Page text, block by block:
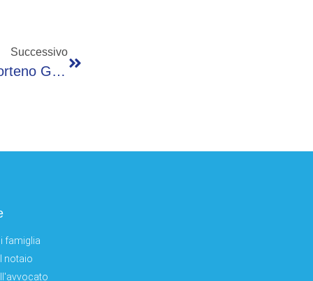
Successivo
Doppio Intervento Del Soccorso Alpino A Corteno Golgi E Casto: Due Persone Recuperate E Portate In Ospedale
famiglia
notaio